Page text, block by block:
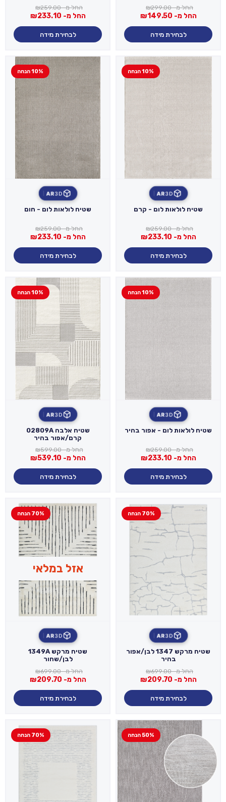
החל מ- ₪299.00
החל מ- ₪149.50
לבחירת מידה
החל מ- ₪259.00
החל מ- ₪233.10
לבחירת מידה
10% הנחה
3D
AR
שטיח לולאות לום - קרם
החל מ- ₪259.00
החל מ- ₪233.10
לבחירת מידה
10% הנחה
3D
AR
שטיח לולאות לום - חום
החל מ- ₪259.00
החל מ- ₪233.10
לבחירת מידה
10% הנחה
3D
AR
שטיח לולאות לום - אפור בהיר
החל מ- ₪259.00
החל מ- ₪233.10
לבחירת מידה
10% הנחה
3D
AR
שטיח אלבה 02809A
קרם/אפור בהיר
החל מ- ₪599.00
החל מ- ₪539.10
לבחירת מידה
70% הנחה
3D
AR
שטיח מרקש 1347 לבן/אפור
בהיר
החל מ- ₪699.00
החל מ- ₪209.70
לבחירת מידה
אזל במלאי
70% הנחה
3D
AR
שטיח מרקש 1349A
לבן/שחור
החל מ- ₪699.00
החל מ- ₪209.70
לבחירת מידה
50% הנחה 70% הנחה